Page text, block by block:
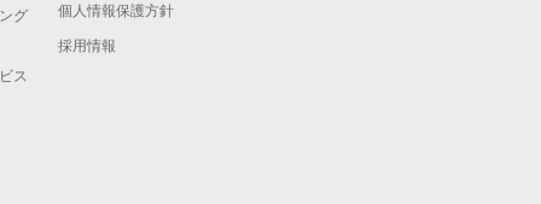
グ
ス
個人情報保護方針
採用情報